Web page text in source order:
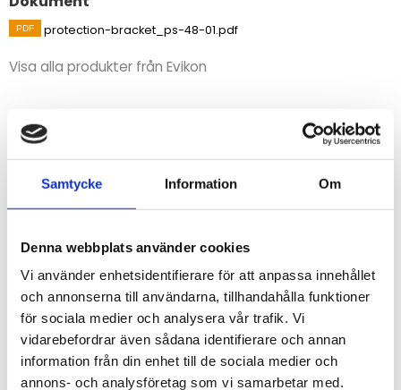
Samtycke Information Om
Denna webbplats använder cookies
Vi använder enhetsidentifierare för att anpassa innehållet
och annonserna till användarna, tillhandahålla funktioner
för sociala medier och analysera vår trafik. Vi
vidarebefordrar även sådana identifierare och annan
information från din enhet till de sociala medier och
annons- och analysföretag som vi samarbetar med.
protection-bracket_ps-48-01.pdf
Visa alla produkter från Evikon
Beskrivning
Skyddsbygel/påkörningsskydd avsett för att skydda
Evikon gaslarm. Används för att skydda en hel detektor
STÄLL EN FRÅGA OM PRODUKTEN
Omdömen